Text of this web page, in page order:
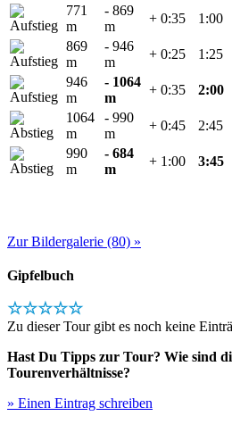
771
m
- 869
m
+ 0:35 1:00
869
m
- 946
m
+ 0:25 1:25
946
m
- 1064
m
+ 0:35 2:00
1064
m
- 990
m
+ 0:45 2:45
990
m
- 684
m
+ 1:00 3:45
Zur Bildergalerie (80) »
Gipfelbuch
☆☆☆☆☆
Zu dieser Tour gibt es noch keine
Hast Du Tipps zur Tour? Wie sind
Tourenverhältnisse?
» Einen Eintrag schreiben